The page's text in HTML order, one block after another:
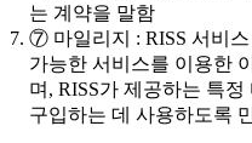
는 계약을 말함
⑦ 마일리지 : RISS 서비
가능한 서비스를 이용한
며, RISS가 제공하는 특
구입하는 데 사용하도록